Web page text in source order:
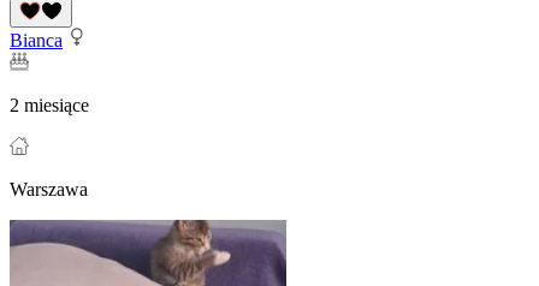
Bianca
2 miesiące
Warszawa